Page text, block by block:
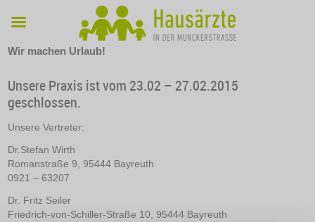
Wir machen Urlaub!
Unsere Praxis ist vom 23.02 – 27.02.2015
geschlossen.
Unsere Vertreter:
Dr.Stefan Wirth
Romanstraße 9, 95444 Bayreuth
0921 – 63207
Dr. Fritz Seiler
Friedrich-von-Schiller-Straße 10, 95444 Bayreuth